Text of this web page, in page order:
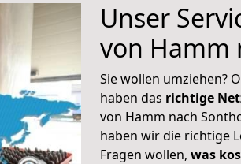
Unser
von Hamm
Sie wollen umziehen?
haben das richtige
von Hamm nach
haben wir die richtige
Fragen wollen, was